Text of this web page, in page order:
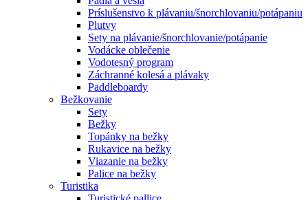
Príslušenstvo k plávaniu/šnorchlovaniu/potápaniu
Plutvy
Sety na plávanie/šnorchlovanie/potápanie
Vodácke oblečenie
Vodotesný program
Záchranné kolesá a plávaky
Paddleboardy
Bežkovanie
Sety
Bežky
Topánky na bežky
Rukavice na bežky
Viazanie na bežky
Palice na bežky
Turistika